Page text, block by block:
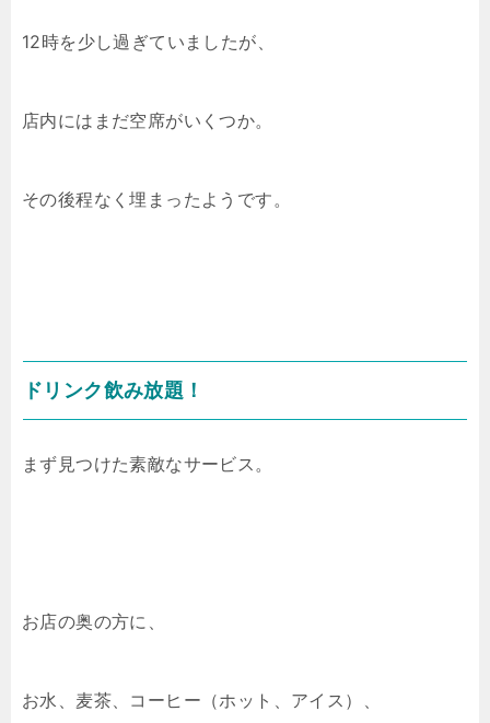
12時を少し過ぎていましたが、
店内にはまだ空席がいくつか。
その後程なく埋まったようです。
ドリンク飲み放題！
まず見つけた素敵なサービス。
お店の奥の方に、
お水、麦茶、コーヒー（ホット、アイス）、